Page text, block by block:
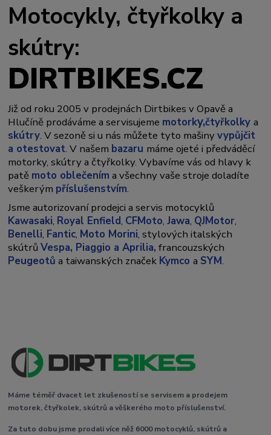
Motocykly, čtyřkolky a
skútry:
DIRTBIKES.CZ
Již od roku 2005 v prodejnách Dirtbikes v Opavě a
Hlučíně prodáváme a servisujeme motorky,čtyřkolkya
skútry. V sezoně si u nás můžete tyto mašinyvypůjčit
a otestovat. V našem bazaru máme ojeté i předváděcí
motorky, skútry a čtyřkolky. Vybavíme vás od hlavy k
patě moto oblečením a všechny vaše stroje doladíte
veškerým příslušenstvím.
Jsme autorizovaní prodejci a servis motocyklů
Kawasaki, Royal Enfield, CFMoto,Jawa, QJMotor,
Benelli, Fantic, Moto Morini, stylových italských
skútrůVespa, Piaggio a Aprilia, francouzských
Peugeotů a taiwanských značek Kymcoa SYM.
Máme téměř dvacet let zkušeností se servisem a prodejem
motorek, čtyřkolek, skútrů a věškerého moto příslušenství.
Za tuto dobu jsme prodali více něž 6000 motocyklů, skútrů a